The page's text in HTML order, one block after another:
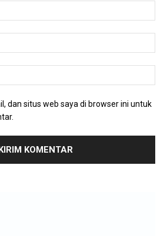
dan situs web saya di browser ini untuk